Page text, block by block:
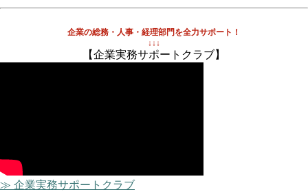
企業の総務・人事・経理部門を全力サポート！
↓↓↓
【企業実務サポートクラブ】
≫ 企業実務サポートクラブ